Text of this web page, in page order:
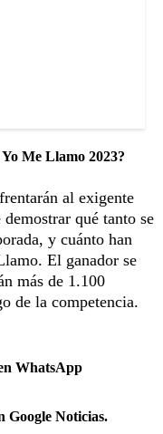
Me Llamo 2023?
al exigente
qué tanto se
y cuánto han
El ganador se
más de 1.100
de la competencia.
WhatsApp
Google Noticias.